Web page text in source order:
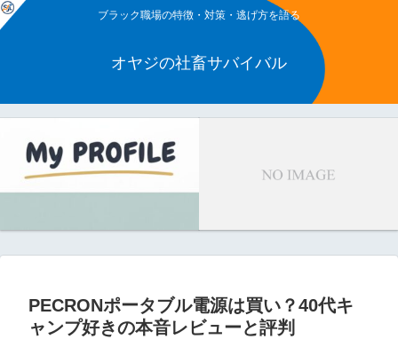
ブラック職場の特徴・対策・逃げ方を語る
オヤジの社畜サバイバル
PECRONポータブル電源は買い？40代キ
ャンプ好きの本音レビューと評判